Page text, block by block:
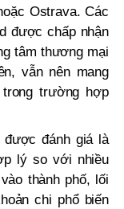
Ostrava. Các
được chấp nhận
tâm thương mại
vẫn nên mang
trường hợp
được đánh giá là
lý so với nhiều
thành phố, lối
chi phổ biến